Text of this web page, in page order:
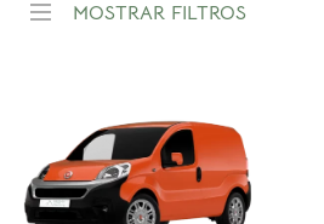
MOSTRAR FILTROS